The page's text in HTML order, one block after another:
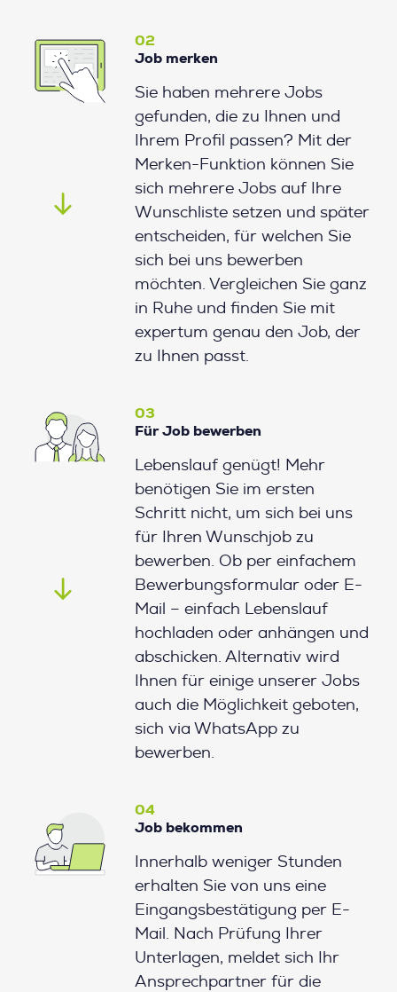
02
Job merken
Sie haben mehrere Jobs
gefunden, die zu Ihnen und
Ihrem Profil passen? Mit der
Merken-Funktion können Sie
sich mehrere Jobs auf Ihre
Wunschliste setzen und später
entscheiden, für welchen Sie
sich bei uns bewerben
möchten. Vergleichen Sie ganz
in Ruhe und finden Sie mit
expertum genau den Job, der
zu Ihnen passt.
03
Für Job bewerben
Lebenslauf genügt! Mehr
benötigen Sie im ersten
Schritt nicht, um sich bei uns
für Ihren Wunschjob zu
bewerben. Ob per einfachem
Bewerbungsformular oder E-
Mail – einfach Lebenslauf
hochladen oder anhängen und
abschicken. Alternativ wird
Ihnen für einige unserer Jobs
auch die Möglichkeit geboten,
sich via WhatsApp zu
bewerben.
04
Job bekommen
Innerhalb weniger Stunden
erhalten Sie von uns eine
Eingangsbestätigung per E-
Mail. Nach Prüfung Ihrer
Unterlagen, meldet sich Ihr
Ansprechpartner für die